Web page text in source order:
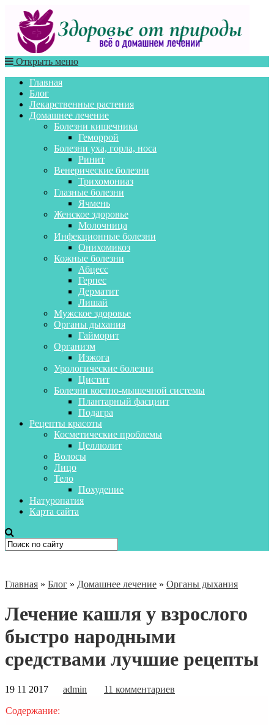
Открыть меню
Главная
Блог
Лекарственные растения
Домашнее лечение
Болезни кишечника
Геморрой
Болезни уха, горла, носа
Ринит
Венерические болезни
Трихомониаз
Глазные болезни
Ячмень
Женское здоровье
Молочница
Инфекционные болезни
Онихомикоз
Кожные болезни
Абцесс
Герпес
Дерматит
Лишай
Мужское здоровье
Органы дыхания
Гайморит
Организм
Изжога
Урологические болезни
Цистит
Болезни костно-мышечной системы
Плантарный фасциит
Подагра
Рецепты красоты
Косметические проблемы
Целлюлит
Волосы
Лицо
Тело
Похудение
Натуропатия
Карта сайта
Главная » Блог » Домашнее лечение » Органы дыхания
Лечение кашля у взрослого
быстро народными
средствами лучшие рецепты
19 11 2017 admin 11 комментариев
Содержание: